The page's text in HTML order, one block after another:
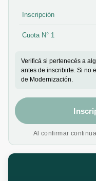
Inscripción
Cuota N° 1
Verificá si pertenecés a
antes de inscribirte. Si no
de Modernización.
Al confirmar